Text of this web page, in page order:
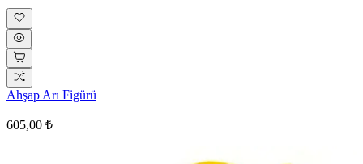
Ahşap Arı Figürü
605,00 ₺